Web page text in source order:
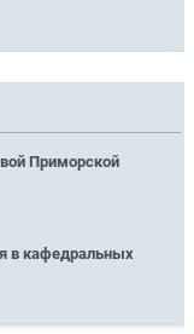
Приморской
в кафедральных